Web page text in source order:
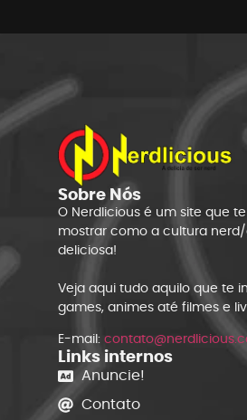
Sobre Nós
O Nerdlicious é um site que
mostrar como a cultura
deliciosa!
Veja aqui tudo aquilo que te
games, animes até filmes e
E-mail:
Links internos
Anuncie!
Contato